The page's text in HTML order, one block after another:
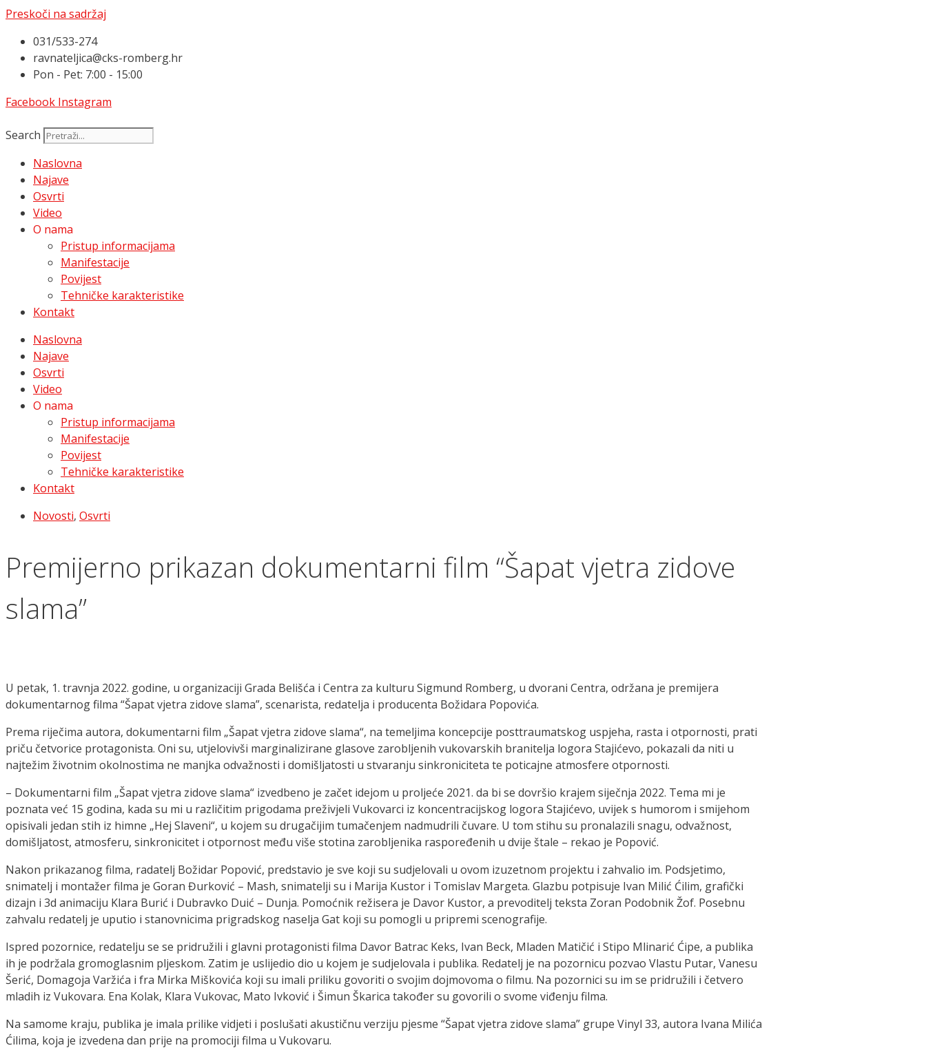
Preskoči na sadržaj
031/533-274
ravnateljica@cks-romberg.hr
Pon - Pet: 7:00 - 15:00
Facebook Instagram
Search
Naslovna
Najave
Osvrti
Video
O nama
Pristup informacijama
Manifestacije
Povijest
Tehničke karakteristike
Kontakt
Naslovna
Najave
Osvrti
Video
O nama
Pristup informacijama
Manifestacije
Povijest
Tehničke karakteristike
Kontakt
Novosti, Osvrti
Premijerno prikazan dokumentarni film “Šapat vjetra zidove
slama”
U petak, 1. travnja 2022. godine, u organizaciji Grada Belišća i Centra za kulturu Sigmund Romberg, u dvorani Centra, održana je premijera
dokumentarnog filma “Šapat vjetra zidove slama”, scenarista, redatelja i producenta Božidara Popovića.
Prema riječima autora, dokumentarni film „Šapat vjetra zidove slama“, na temeljima koncepcije posttraumatskog uspjeha, rasta i otpornosti, prati
priču četvorice protagonista. Oni su, utjelovivši marginalizirane glasove zarobljenih vukovarskih branitelja logora Stajićevo, pokazali da niti u
najtežim životnim okolnostima ne manjka odvažnosti i domišljatosti u stvaranju sinkroniciteta te poticajne atmosfere otpornosti.
– Dokumentarni film „Šapat vjetra zidove slama“ izvedbeno je začet idejom u proljeće 2021. da bi se dovršio krajem siječnja 2022. Tema mi je
poznata već 15 godina, kada su mi u različitim prigodama preživjeli Vukovarci iz koncentracijskog logora Stajićevo, uvijek s humorom i smijehom
opisivali jedan stih iz himne „Hej Slaveni“, u kojem su drugačijim tumačenjem nadmudrili čuvare. U tom stihu su pronalazili snagu, odvažnost,
domišljatost, atmosferu, sinkronicitet i otpornost među više stotina zarobljenika raspoređenih u dvije štale – rekao je Popović.
Nakon prikazanog filma, radatelj Božidar Popović, predstavio je sve koji su sudjelovali u ovom izuzetnom projektu i zahvalio im. Podsjetimo,
snimatelj i montažer filma je Goran Đurković – Mash, snimatelji su i Marija Kustor i Tomislav Margeta. Glazbu potpisuje Ivan Milić Ćilim, grafički
dizajn i 3d animaciju Klara Burić i Dubravko Duić – Dunja. Pomoćnik režisera je Davor Kustor, a prevoditelj teksta Zoran Podobnik Žof. Posebnu
zahvalu redatelj je uputio i stanovnicima prigradskog naselja Gat koji su pomogli u pripremi scenografije.
Ispred pozornice, redatelju se se pridružili i glavni protagonisti filma Davor Batrac Keks, Ivan Beck, Mladen Matičić i Stipo Mlinarić Ćipe, a publika
ih je podržala gromoglasnim pljeskom. Zatim je uslijedio dio u kojem je sudjelovala i publika. Redatelj je na pozornicu pozvao Vlastu Putar, Vanesu
Šerić, Domagoja Varžića i fra Mirka Miškovića koji su imali priliku govoriti o svojim dojmovoma o filmu. Na pozornici su im se pridružili i četvero
mladih iz Vukovara. Ena Kolak, Klara Vukovac, Mato Ivković i Šimun Škarica također su govorili o svome viđenju filma.
Na samome kraju, publika je imala prilike vidjeti i poslušati akustičnu verziju pjesme “Šapat vjetra zidove slama” grupe Vinyl 33, autora Ivana Milića
Ćilima, koja je izvedena dan prije na promociji filma u Vukovaru.